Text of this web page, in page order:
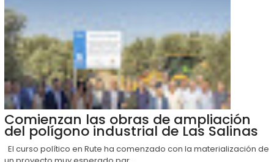
Comienzan las obras de ampliación
del polígono industrial de Las Salinas
El curso político en Rute ha comenzado con la materialización de